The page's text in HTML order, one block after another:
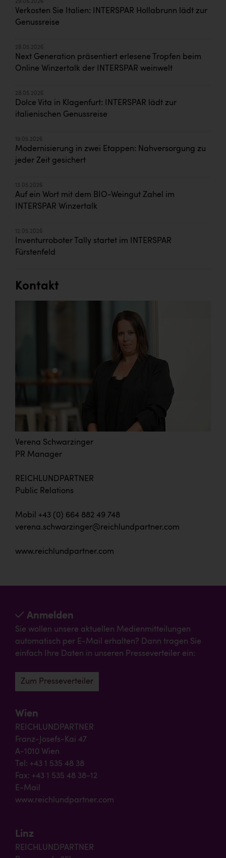
29.05.2026
Verkosten Sie Italien: INTERSPAR Hollabrunn lädt zur
Genussreise
28.05.2026
Next Generation präsentiert erlesene Tropfen beim
Online Winzertalk der INTERSPAR weinwelt
28.05.2026
Dolce Vita in Klagenfurt: INTERSPAR lädt zur
italienischen Genussreise
19.05.2026
Modernisierung in zwei Etappen: Nahversorgung zu
jeder Zeit gesichert
13.05.2026
Auf ein Wort mit dem BIO-Weingut Zahel im
INTERSPAR Winzertalk
12.05.2026
Inventurroboter Tally startet im INTERSPAR
Fürstenfeld
Kontakt
Verena Schwarzinger
PR Manager
REICHLUNDPARTNER
Public Relations
Mobil +43 (0) 664 882 49 748
verena.schwarzinger@reichlundpartner.com
www.reichlundpartner.com
Anmelden
Sie wollen unsere aktuellen Medienmitteilungen
automatisch per E-Mail erhalten? Dann tragen Sie
einfach Ihre Daten in unseren Presseverteiler ein:
Zum Presseverteiler
Wien
REICHLUNDPARTNER
Franz-Josefs-Kai 47
A-1010 Wien
Tel: +43 1 535 48 38
Fax: +43 1 535 48 38-12
E-Mail
www.reichlundpartner.com
Linz
REICHLUNDPARTNER